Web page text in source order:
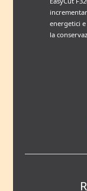
energetici
la